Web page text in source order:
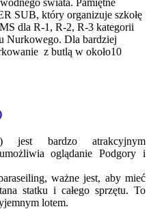
świata. Pamiętne
SUB, który organizuje szkołę
dla R-1, R-2, R-3 kategorii
Nurkowego. Dla bardziej
z butlą w około10
jest bardzo atrakcyjnym
oglądanie Podgory i
ważne jest, aby mieć
statku i całego sprzętu. To
lotem.